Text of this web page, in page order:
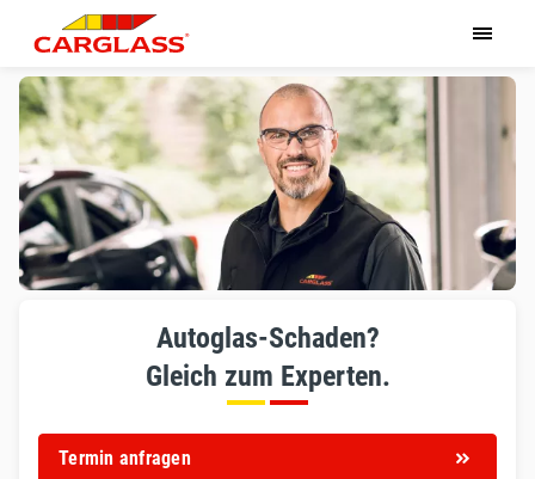
Autoglas-Schaden?
Gleich zum Experten.
Termin anfragen